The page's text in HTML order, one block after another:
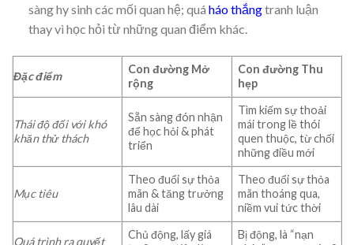
sàng hy sinh các mối quan hệ; quá háo thắngtranh luận
thay vì học hỏi từ những quan điểm khác.
Đặc điểm
Con đường Mở
rộng
Con đường Thu
hẹp
Thái độ đối với khó
khăn thử thách
Sẵn sàng đón nhận
để học hỏi & phát
triển
Tìm kiếm sự thoải
mái trong lề thói
quen thuộc, từ chối
những điều mới
Mục tiêu
Theo đuổi sự thỏa
mãn & tăng trưởng
lâu dài
Theo đuổi sự thỏa
mãn thoáng qua,
niềm vui tức thời
Quá trình ra quyết
Chủ động, lấy giá
Bị động, là “nạn